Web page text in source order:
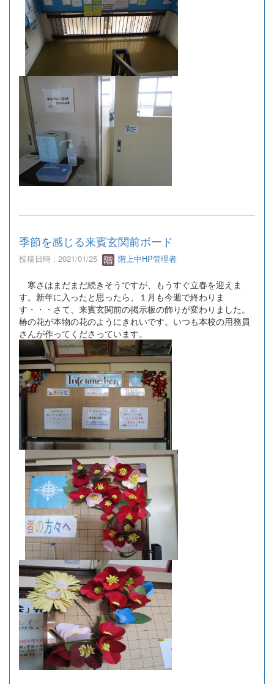
季節を感じる来賓玄関前ボード
投稿日時 : 2021/01/25 階上中HP管理者
寒さはまだまだ続きそうですが、もうすぐ立春を迎えま
す。新年に入ったと思ったら、１月も今週で終わりま
す・・・さて、来賓玄関前の掲示板の飾りが変わりました。
椿の花が本物の花のようにきれいです。いつも本校の用務員
さんが作ってくださっています。